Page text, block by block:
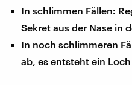
In schlimmen Fällen:
Sekret aus der Nase in
In noch schlimmeren
ab, es entsteht ein